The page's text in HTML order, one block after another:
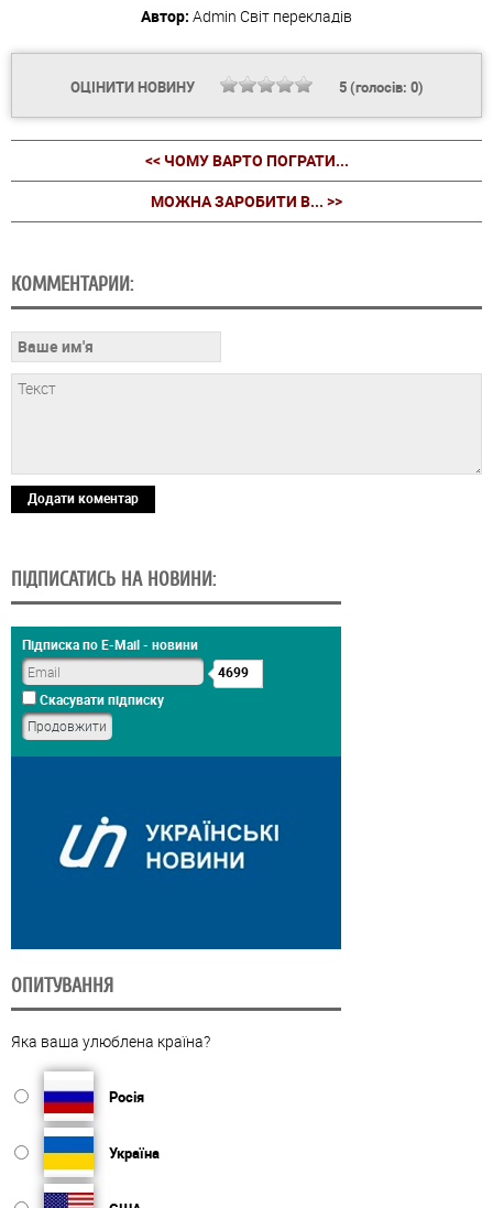
Автор: Admin Світ перекладів
ОЦІНИТИ НОВИНУ 5(голосів: 0)
<< ЧОМУ ВАРТО ПОГРАТИ...
МОЖНА ЗАРОБИТИ В... >>
КОММЕНТАРИИ:
Додати коментар
ПІДПИСАТИСЬ НА НОВИНИ:
Підписка по E-Mail - новини
4699
Скасувати підписку
ОПИТУВАННЯ
Яка ваша улюблена країна?
Росія
Україна